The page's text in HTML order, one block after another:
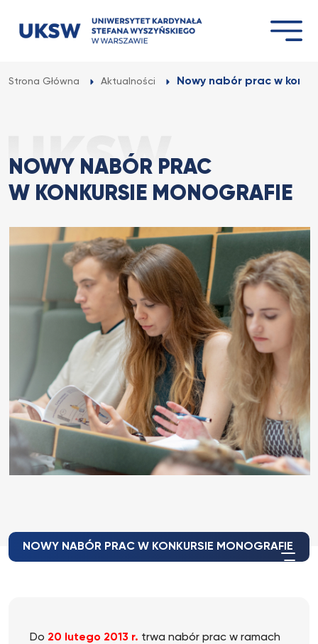
Strona Główna Aktualności Nowy nabór prac w
NOWY NABÓR PRAC
W KONKURSIE MONOGRAFIE
NOWY NABÓR PRAC W KONKURSIE MONOGRAFIE
Do 20 lutego 2013 r. trwa nabór prac w ramach